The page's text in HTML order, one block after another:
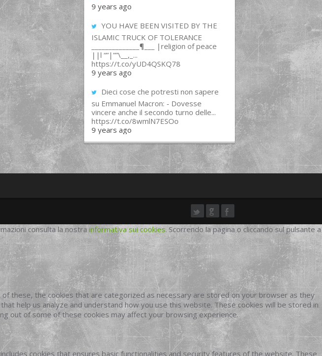
9 years ago
YOU HAVE BEEN VISITED BY THE
ISLAMIC TRUCK OF TOLERANCE
______________¶___ |religion of peace
||l “”|””\__,_...
https://t.co/yUD4QSKQ78
9 years ago
Dieci cose che potresti non sapere
su Emmanuel Macron: - Dovesse
vincere anche il secondo turno delle...
https://t.co/8wmlN7ESOo
9 years ago
consulta la nostra informativa sui cookies. Scorrendo la pagina o cliccando sul pulsante a
these, the cookies that are categorized as necessary are stored on your browser as they
help us analyze and understand how you use this website. These cookies will be stored in
out of some of these cookies may affect your browsing experience.
cookies that ensures basic functionalities and security features of the website. These